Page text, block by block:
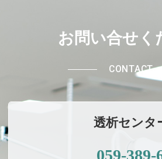
お問い合せく
CONTACT
透析センタ
059-389-